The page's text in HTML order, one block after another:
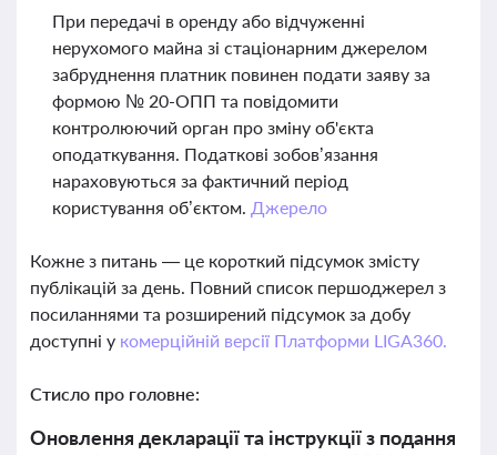
При передачі в оренду або відчуженні
нерухомого майна зі стаціонарним джерелом
забруднення платник повинен подати заяву за
формою № 20-ОПП та повідомити
контролюючий орган про зміну об'єкта
оподаткування. Податкові зобов’язання
нараховуються за фактичний період
користування об’єктом. Джерело
Кожне з питань — це короткий підсумок змісту
публікацій за день. Повний список першоджерел з
посиланнями та розширений підсумок за добу
доступні у комерційній версії Платформи LIGA360.
Стисло про головне:
Оновлення декларації та інструкції з подання